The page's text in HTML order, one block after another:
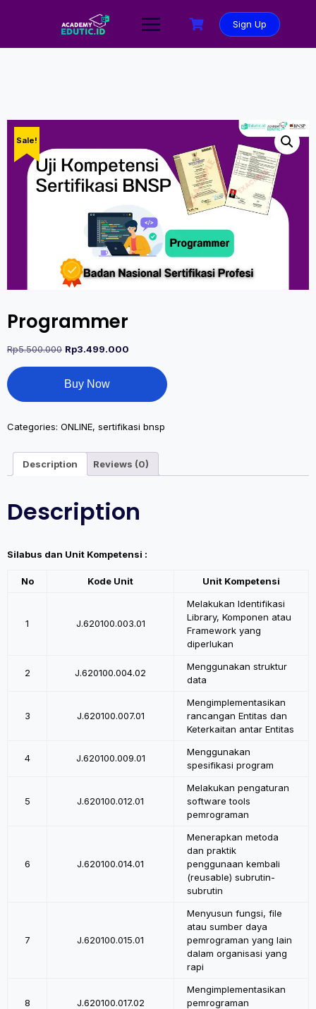
Sign Up
Sale!
Programmer
Rp5.500.000 Rp3.499.000
Buy Now
Categories: ONLINE, sertifikasi bnsp
Description Reviews (0)
Description
Silabus dan Unit Kompetensi :
No Kode Unit Unit Kompetensi
1 J.620100.003.01
Melakukan Identifikasi
Library, Komponen atau
Framework yang
diperlukan
2 J.620100.004.02
Menggunakan struktur
data
3 J.620100.007.01
Mengimplementasikan
rancangan Entitas dan
Keterkaitan antar Entitas
4 J.620100.009.01
Menggunakan
spesifikasi program
5 J.620100.012.01
Melakukan pengaturan
software tools
pemrograman
6 J.620100.014.01
Menerapkan metoda
dan praktik
penggunaan kembali
(reusable) subrutin-
subrutin
7 J.620100.015.01
Menyusun fungsi, file
atau sumber daya
pemrograman yang lain
dalam organisasi yang
rapi
8 J.620100.017.02
Mengimplementasikan
pemrograman